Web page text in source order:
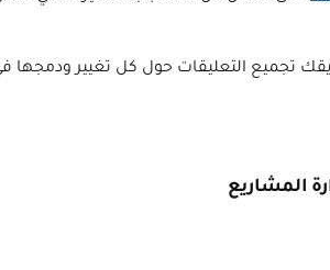
تجميع التعليقات حول كل تغيير ودمجها